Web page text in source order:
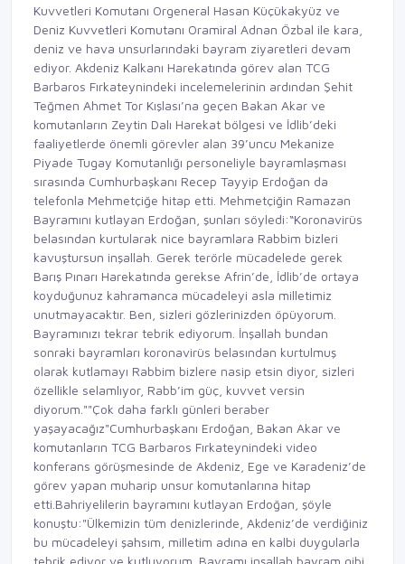
Kuvvetleri Komutanı Orgeneral Hasan Küçükakyüz ve
Deniz Kuvvetleri Komutanı Oramiral Adnan Özbal ile kara,
deniz ve hava unsurlarındaki bayram ziyaretleri devam
ediyor. Akdeniz Kalkanı Harekatında görev alan TCG
Barbaros Fırkateynindeki incelemelerinin ardından Şehit
Teğmen Ahmet Tor Kışlası’na geçen Bakan Akar ve
komutanların Zeytin Dalı Harekat bölgesi ve İdlib’deki
faaliyetlerde önemli görevler alan 39’uncu Mekanize
Piyade Tugay Komutanlığı personeliyle bayramlaşması
sırasında Cumhurbaşkanı Recep Tayyip Erdoğan da
telefonla Mehmetçiğe hitap etti. Mehmetçiğin Ramazan
Bayramını kutlayan Erdoğan, şunları söyledi:“Koronavirüs
belasından kurtularak nice bayramlara Rabbim bizleri
kavuştursun inşallah. Gerek terörle mücadelede gerek
Barış Pınarı Harekatında gerekse Afrin’de, İdlib’de ortaya
koyduğunuz kahramanca mücadeleyi asla milletimiz
unutmayacaktır. Ben, sizleri gözlerinizden öpüyorum.
Bayramınızı tekrar tebrik ediyorum. İnşallah bundan
sonraki bayramları koronavirüs belasından kurtulmuş
olarak kutlamayı Rabbim bizlere nasip etsin diyor, sizleri
özellikle selamlıyor, Rabb’im güç, kuvvet versin
diyorum.""Çok daha farklı günleri beraber
yaşayacağız"Cumhurbaşkanı Erdoğan, Bakan Akar ve
komutanların TCG Barbaros Fırkateynindeki video
konferans görüşmesinde de Akdeniz, Ege ve Karadeniz’de
görev yapan muharip unsur komutanlarına hitap
etti.Bahriyelilerin bayramını kutlayan Erdoğan, şöyle
konuştu:"Ülkemizin tüm denizlerinde, Akdeniz’de verdiğiniz
bu mücadeleyi şahsım, milletim adına en kalbi duygularla
tebrik ediyor ve kutluyorum. Bayramı inşallah bayram gibi